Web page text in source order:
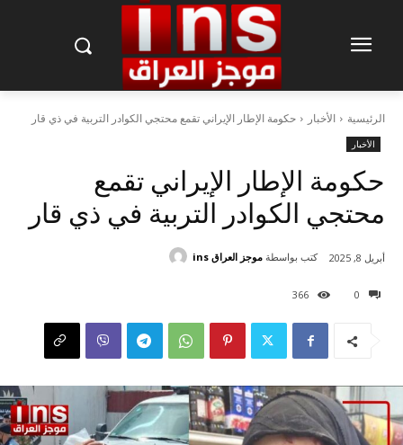
الرئيسية الأخبار حكومة الإطار الإيراني تقمع محتجي الكوادر التربية في ذي قار
الأخبار
حكومة الإطار الإيراني تقمع
محتجي الكوادر التربية في ذي قار
0
366
أبريل 8, 2025 كتب بواسطة موجز العراق ins